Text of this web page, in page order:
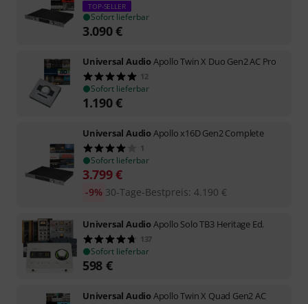
TOP-SELLER
Sofort lieferbar
3.090€
Universal AudioApollo Twin X Duo Gen2 AC Pro
12
Sofort lieferbar
1.190€
Universal AudioApollo x16D Gen2 Complete
1
Sofort lieferbar
3.799€
30-Tage-Bestpreis: 4.190 €
-9%
Universal AudioApollo Solo TB3 Heritage Ed.
137
Sofort lieferbar
598 €
Universal AudioApollo Twin X Quad Gen2 AC